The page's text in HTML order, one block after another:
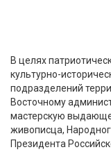
В целях
культурно-
подразделений
Восточному
мастерскую
живописца,
Президента